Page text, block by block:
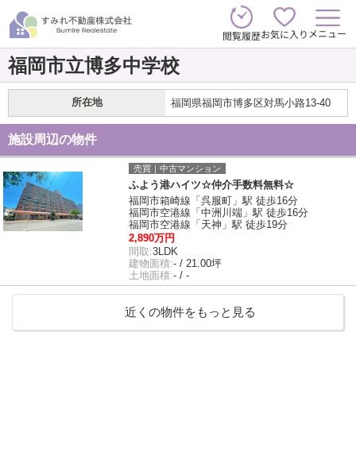
閲覧履歴お気に入り メニュー
福岡市立博多中学校
所在地 福岡県福岡市博多区対馬小路13-40
施設周辺の物件
売買｜中古マンション
ふよう港ハイツ☆仲介手数料無料☆
福岡市箱崎線「呉服町」駅 徒歩16分
福岡市空港線「中洲川端」駅 徒歩16分
福岡市空港線「天神」駅 徒歩19分
2,890万円
間取:3LDK
建物面積:- / 21.00坪
土地面積:- / -
近くの物件をもっと見る